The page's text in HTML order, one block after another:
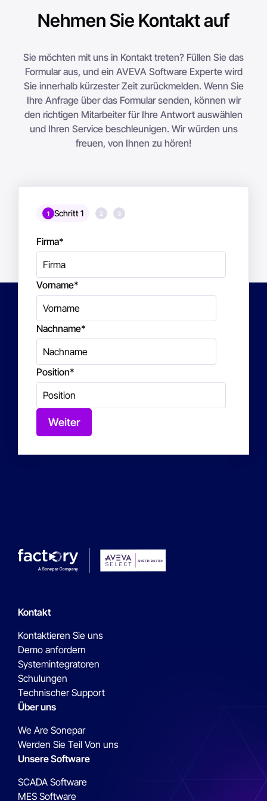
Nehmen Sie Kontakt auf
Sie möchten mit uns in Kontakt treten? Füllen Sie das
Formular aus, und ein AVEVA Software Experte wird
Sie innerhalb kürzester Zeit zurückmelden. Wenn Sie
Ihre Anfrage über das Formular senden, können wir
den richtigen Mitarbeiter für Ihre Antwort auswählen
und Ihren Service beschleunigen. Wir würden uns
freuen, von Ihnen zu hören!
1 Schritt 1 2 3
Firma*
Vorname*
Nachname*
Position*
Weiter
Kontakt
Kontaktieren Sie uns
Demo anfordern
Systemintegratoren
Schulungen
Technischer Support
Über uns
We Are Sonepar
Werden Sie Teil Von uns
Unsere Software
SCADA Software
MES Software